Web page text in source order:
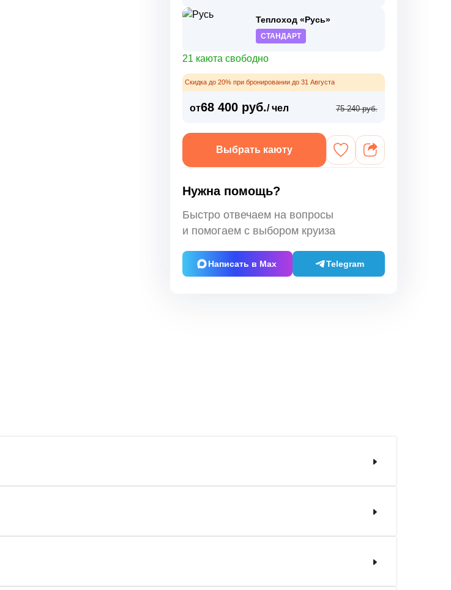
Теплоход «Русь»
СТАНДАРТ
21 каюта свободно
Скидка до 20% при бронировании до 31 Августа
от68 400 руб./ чел 75 240 руб.
Выбрать каюту
Нужна помощь?
Быстро отвечаем на вопросы
и помогаем с выбором круиза
Написать в Max Telegram